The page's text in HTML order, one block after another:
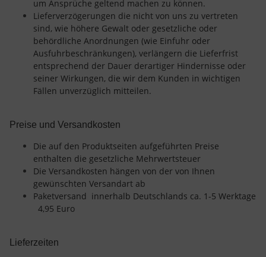
um Ansprüche geltend machen zu können.
Lieferverzögerungen die nicht von uns zu vertreten
sind, wie höhere Gewalt oder gesetzliche oder
behördliche Anordnungen (wie Einfuhr oder
Ausfuhrbeschränkungen), verlängern die Lieferfrist
entsprechend der Dauer derartiger Hindernisse oder
seiner Wirkungen, die wir dem Kunden in wichtigen
Fällen unverzüglich mitteilen.
Preise und Versandkosten
Die auf den Produktseiten aufgeführten Preise
enthalten die gesetzliche Mehrwertsteuer
Die Versandkosten hängen von der von Ihnen
gewünschten Versandart ab
Paketversand innerhalb Deutschlands ca. 1-5 Werktage
4,95 Euro
Lieferzeiten